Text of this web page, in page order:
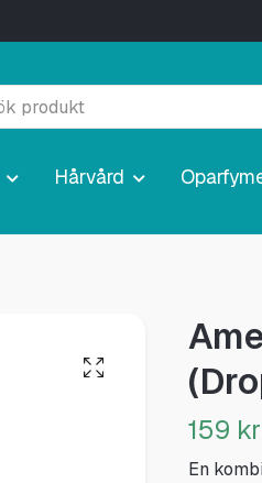
Hårvård
159 kr
En